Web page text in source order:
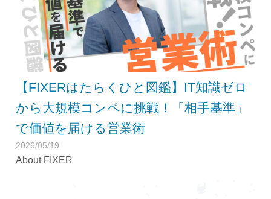
【FIXERはたらくひと図鑑】IT知識ゼロ
から大規模コンペに挑戦！「相手基準」
で価値を届ける営業術
2026/05/19
About FIXER